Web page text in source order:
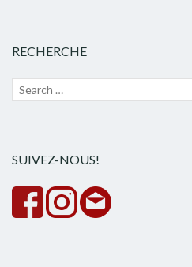
RECHERCHE
Recherche
SUIVEZ-NOUS!